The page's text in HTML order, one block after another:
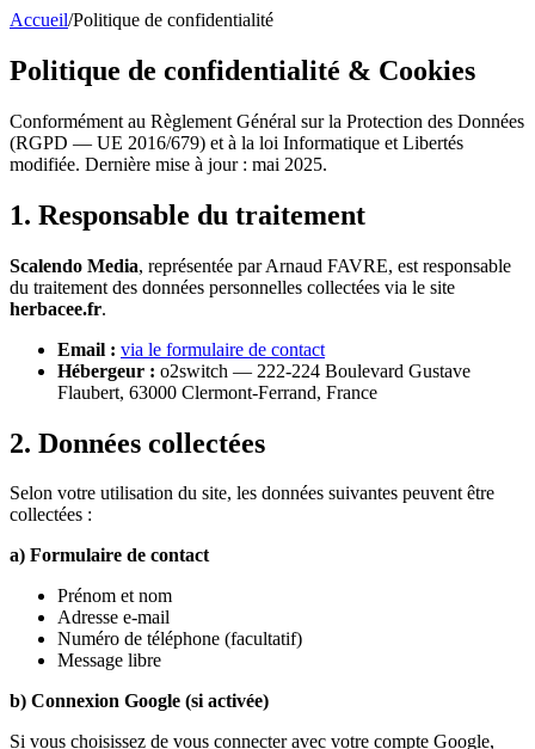
Accueil/Politique de confidentialité
Politique de confidentialité & Cookies
Conformément au Règlement Général sur la Protection des Données
(RGPD — UE 2016/679) et à la loi Informatique et Libertés
modifiée. Dernière mise à jour : mai 2025.
1. Responsable du traitement
Scalendo Media, représentée par Arnaud FAVRE, est responsable
du traitement des données personnelles collectées via le site
herbacee.fr.
Email : via le formulaire de contact
Hébergeur : o2switch — 222-224 Boulevard Gustave
Flaubert, 63000 Clermont-Ferrand, France
2. Données collectées
Selon votre utilisation du site, les données suivantes peuvent être
collectées :
a) Formulaire de contact
Prénom et nom
Adresse e-mail
Numéro de téléphone (facultatif)
Message libre
b) Connexion Google (si activée)
Si vous choisissez de vous connecter avec votre compte Google,